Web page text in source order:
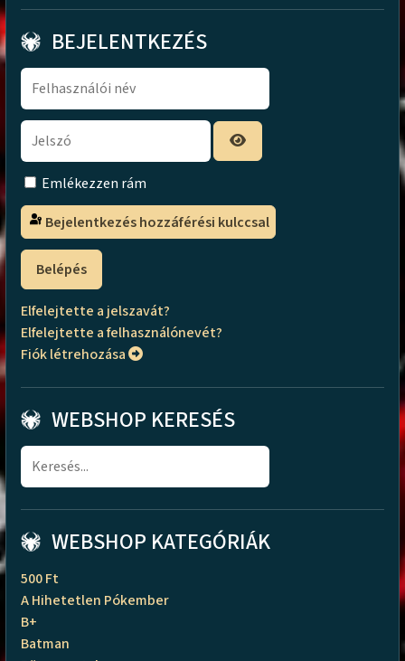
BEJELENTKEZÉS
Emlékezzen rám
Bejelentkezés hozzáférési kulccsal
Belépés
Elfelejtette a jelszavát?
Elfelejtette a felhasználónevét?
Fiók létrehozása
WEBSHOP KERESÉS
WEBSHOP KATEGÓRIÁK
500 Ft
A Hihetetlen Pókember
B+
Batman